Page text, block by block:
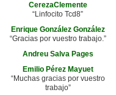
CerezaClemente
“Linfocito Tcd8”
Enrique González González
“Gracias por vuestro trabajo.”
Andreu Salva Pages
Emilio Pérez Mayuet
“Muchas gracias por vuestro
trabajo”